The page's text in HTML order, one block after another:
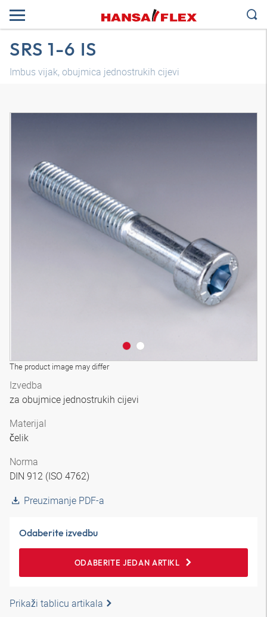
SRS 1-6 IS
Imbus vijak, obujmica jednostrukih cijevi
The product image may differ
Izvedba
za obujmice jednostrukih cijevi
Materijal
čelik
Norma
DIN 912 (ISO 4762)
Preuzimanje PDF-a
Odaberite izvedbu
ODABERITE JEDAN ARTIKL
Prikaži tablicu artikala